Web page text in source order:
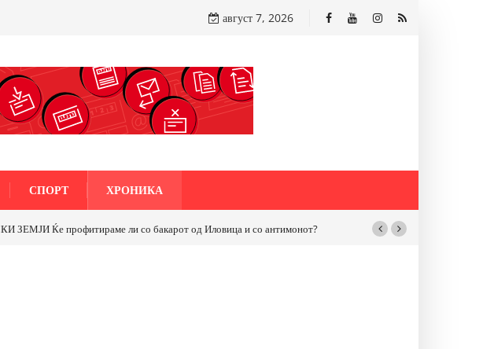
август 7, 2026
СПОРТ ХРОНИКА
Ќе профитираме ли со бакарот од Иловица и со антимонот? Почнува реконструкцијата на